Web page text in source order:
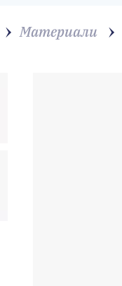
Материали